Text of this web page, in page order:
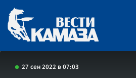
27 сен 2022 в 07:03